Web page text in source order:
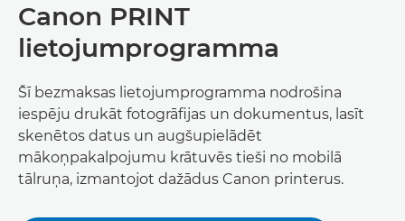
Canon PRINT
lietojumprogramma
Šī bezmaksas lietojumprogramma nodrošina
iespēju drukāt fotogrāfijas un dokumentus, lasīt
skenētos datus un augšupielādēt
mākoņpakalpojumu krātuvēs tieši no mobilā
tālruņa, izmantojot dažādus Canon printerus.